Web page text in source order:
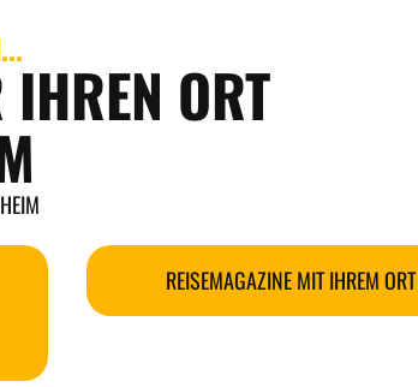
ORT
REISEMAGAZINE MIT IHREM ORT